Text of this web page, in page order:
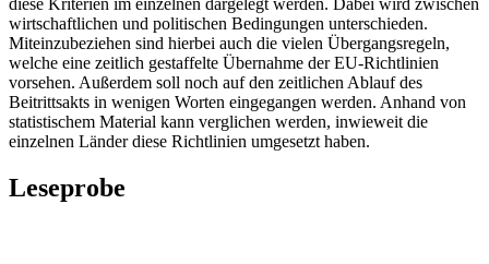
wirtschaftlichen und politischen Bedingungen unterschieden.
Miteinzubeziehen sind hierbei auch die vielen Übergangsregeln,
welche eine zeitlich gestaffelte Übernahme der EU-Richtlinien
vorsehen. Außerdem soll noch auf den zeitlichen Ablauf des
Beitrittsakts in wenigen Worten eingegangen werden. Anhand von
statistischem Material kann verglichen werden, inwieweit die
einzelnen Länder diese Richtlinien umgesetzt haben.
Leseprobe